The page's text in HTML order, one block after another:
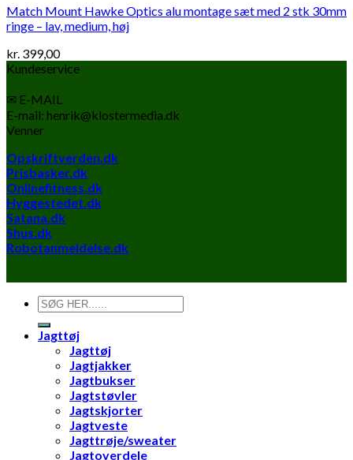
Match Mount Hawke Optics alu montage sæt med 2 stk 30mm
ringe – lav, medium, høj
kr. 399,00
Kundeservice
✉ E-MAIL
E-mail: henrik@klostermedia.dk
Venner
Opskriftverden.dk
Prisbasker.dk
Onlinefitness.dk
Hyggestedet.dk
Satana.dk
Shus.dk
Robotanmeldelse.dk
Søg
efter:
Jagttøj
Jagttøj
Jagtjakker
Jagtbukser
Jagtstøvler
Jagtskjorter
Jagtveste
Jagttrøje/sweater
Jagtoverdele